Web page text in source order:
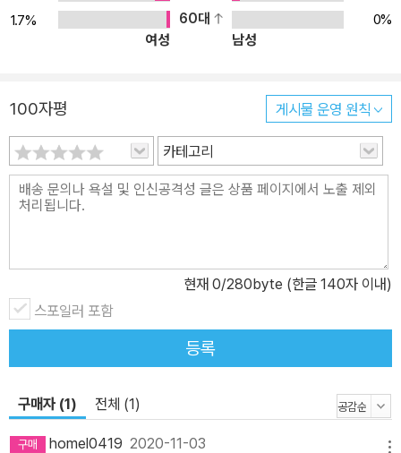
능력 습득 - 숨어 있는 사물을 찾으며 세부적인 것까지 볼 수 있는 주
의력과 집중력 향상 - 자신감과 집중력 향상을 통해 자기 주도적 학습
집중력을 길러주고 싶다면, 각 장면 속에 숨어있는 다양한 모습의 사
하기를 권한다.
1.7%
60대
0%
여성
남성
100자평 게시물 운영 원칙
카테고리
현재 0/280byte (한글 140자 이내)
스포일러 포함
등록
구매자 (1) 전체 (1)
homel0419 2020-11-03